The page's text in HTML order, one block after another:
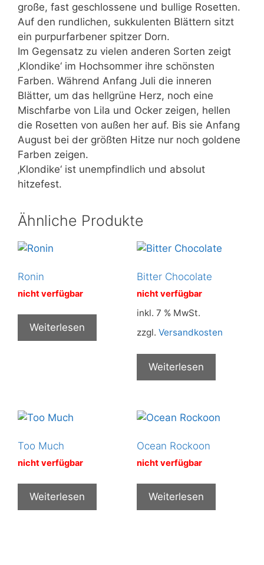
große, fast geschlossene und bullige Rosetten.
Auf den rundlichen, sukkulenten Blättern sitzt
ein purpurfarbener spitzer Dorn.
Im Gegensatz zu vielen anderen Sorten zeigt
‚Klondike‘ im Hochsommer ihre schönsten
Farben. Während Anfang Juli die inneren
Blätter, um das hellgrüne Herz, noch eine
Mischfarbe von Lila und Ocker zeigen, hellen
die Rosetten von außen her auf. Bis sie Anfang
August bei der größten Hitze nur noch goldene
Farben zeigen.
‚Klondike‘ ist unempfindlich und absolut
hitzefest.
Ähnliche Produkte
Ronin
nicht verfügbar
Weiterlesen
Bitter Chocolate
nicht verfügbar
inkl. 7 % MwSt.
zzgl. Versandkosten
Weiterlesen
Too Much
nicht verfügbar
Weiterlesen
Ocean Rockoon
nicht verfügbar
Weiterlesen